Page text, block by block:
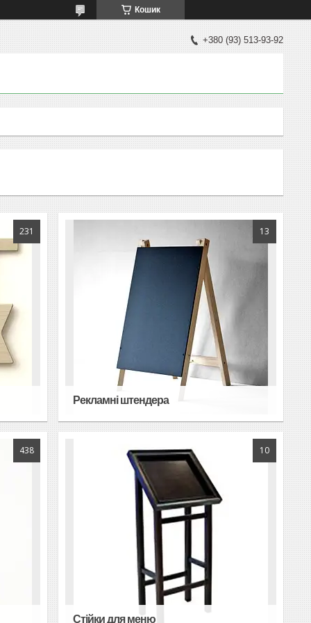
Кошик
+380 (93) 513-93-92
231 13
Рекламні штендера
438 10
Стійки для меню